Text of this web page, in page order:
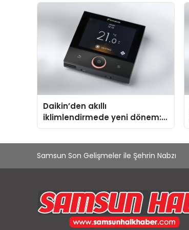
Noktası
Daikin’den akıllı
iklimlendirmede yeni dönem:
Madoka Plus Türkiye’de
Samsun Son Gelişmeler ile Şehrin Nabzı